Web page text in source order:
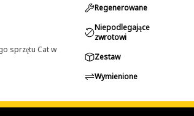
sprzętu Cat w
Regenerowane
Niepodlegające
zwrotowi
Zestaw
Wymienione